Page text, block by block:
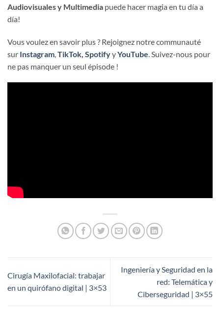
Audiovisuales y Multimedia puede hacer magia en tu día a
día!
Vous voulez en savoir plus ? Rejoignez notre communauté
sur Instagram TikTok SpotifyyYouTube . Suivez-nous pour
ne pas manquer un seul épisode !
Cirugía Maxilofacial: trabajar
en un quirófano digital | 3×53
Ingeniería y Seguridad en la
red: Telemática y
Ciberseguridad | 3×55